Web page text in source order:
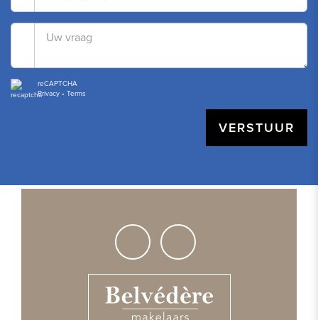
reCAPTCHA
Privacy • Terms
VERSTUUR